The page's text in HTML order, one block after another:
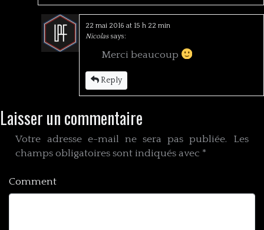
22 mai 2016 at 15 h 22 min
Nicolas says:
Merci beaucoup
Reply
Laisser un commentaire
Votre adresse e-mail ne sera pas publiée.
Les
champs obligatoires sont indiqués avec *
Comment